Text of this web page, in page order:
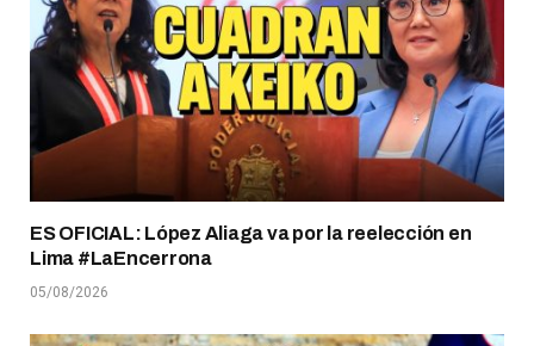
ES OFICIAL: López Aliaga va por la reelección en
Lima #LaEncerrona
05/08/2026